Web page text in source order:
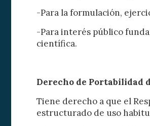
-Para la formulación,
-Para interés público
científica.
Derecho de Portabilidad
Tiene derecho a que el
estructurado de uso